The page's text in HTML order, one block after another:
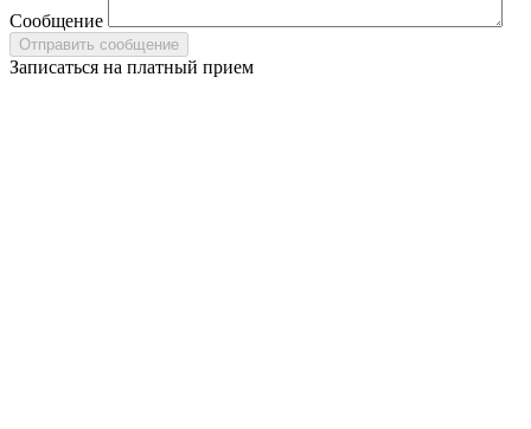
Сообщение
Записаться на платный прием